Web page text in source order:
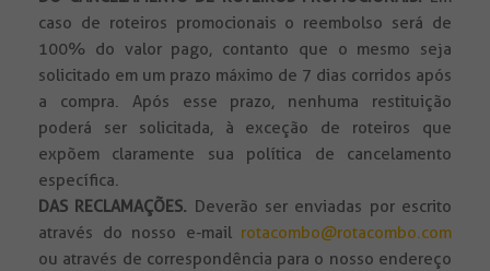
caso de roteiros promocionais o reembolso será de
100% do valor pago, contanto que o mesmo seja
solicitado em um prazo máximo de 7 dias corridos após
a compra. Após esse prazo, nenhuma restituição
poderá ser solicitada, à exceção de roteiros que
expõem claramente sua política de cancelamento
específica.
DAS RECLAMAÇÕES. Deverão ser enviadas por escrito
através do nosso e-mail rotacombo@rotacombo.com
ou através de correspondência para o nosso endereço